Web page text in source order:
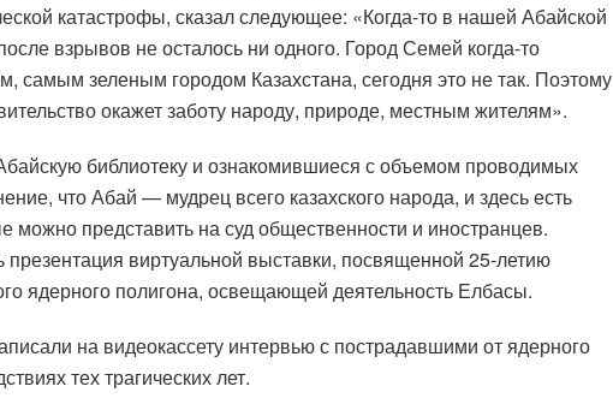
катастрофы, сказал следующее: «Когда-то в нашей Абайской
взрывов не осталось ни одного. Город Семей когда-то
самым зеленым городом Казахстана, сегодня это не так. Поэтому
окажет заботу народу, природе, местным жителям».
библиотеку и ознакомившиеся с объемом проводимых
что Абай — мудрец всего казахского народа, и здесь есть
можно представить на суд общественности и иностранцев.
презентация виртуальной выставки, посвященной 25-летию
ядерного полигона, освещающей деятельность Елбасы.
на видеокассету интервью с пострадавшими от ядерного
тех трагических лет.